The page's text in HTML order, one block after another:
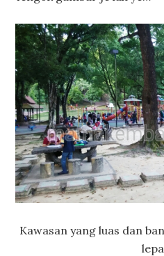
Kawasan yang luas dan